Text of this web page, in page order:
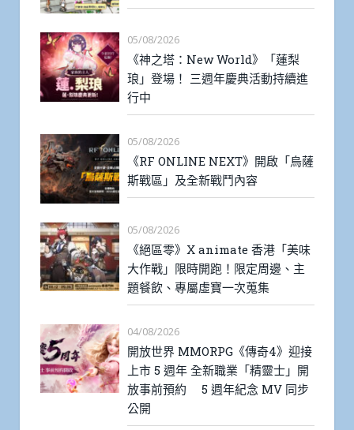
05/08/2026
《神之塔：New World》「蓮梨
琅」登場！ 三週年慶典活動持續進
行中
05/08/2026
《RF ONLINE NEXT》開啟「烏薩
斯戰區」及全新戰鬥內容
05/08/2026
《絕區零》X animate 香港「美味
大作戰」限時開跑！限定周邊、主
題餐飲、專屬虛寶一次蒐集
04/08/2026
開放世界 MMORPG《傳奇4》迎接
上市 5 週年 全新職業「精靈士」開
放事前預約 5 週年紀念 MV 同步
公開